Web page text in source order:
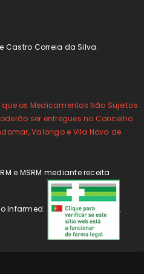
Castro Correia da Silva.
os Medicamentos Não Sujeitos
ser entregues no Concelho
Valongo e Vila Nova de
e MSRM mediante receita
Infarmed. .